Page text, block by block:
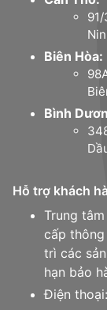
Biên Hòa:
Bình
Hỗ trợ khách
Trung
cấp
trì các
hạn bảo
Điện thoại: